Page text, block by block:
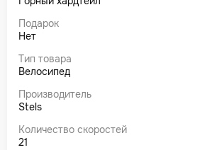
Подарок
Нет
Тип товара
Велосипед
Производитель
Stels
Количество скоростей
21